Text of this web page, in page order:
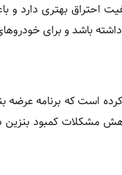
احتراق بهتری
خودروهای با استاندارد یورو
است که برنامه عرضه
مشکلات کمبود